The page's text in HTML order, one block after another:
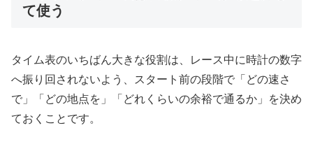
て使う
タイム表のいちばん大きな役割は、レース中に時計の数字
へ振り回されないよう、スタート前の段階で「どの速さ
で」「どの地点を」「どれくらいの余裕で通るか」を決め
ておくことです。